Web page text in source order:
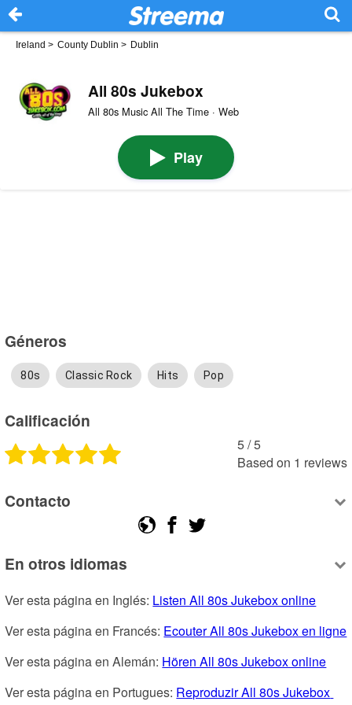
Ireland > County Dublin > Dublin
All 80s Jukebox
All 80s Music All The Time · Web
Play
Géneros
80s Classic Rock Hits Pop
Calificación
5 /5
Based on 1 reviews
Contacto
En otros idiomas
Ver esta página en Inglés: Listen All 80s Jukebox online
Ver esta página en Francés: Ecouter All 80s Jukebox en ligne
Ver esta página en Alemán: Hören All 80s Jukebox online
Ver esta página en Portugues: Reproduzir All 80s Jukebox